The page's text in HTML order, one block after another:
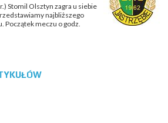
Stomil Olsztyn zagra u siebie
najbliższego
Początek meczu o godz.